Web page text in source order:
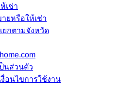
เช่า
ยหรือให้เช่า
กตามจังหวัด
นส่วนตัว
อนไขการใช้งาน